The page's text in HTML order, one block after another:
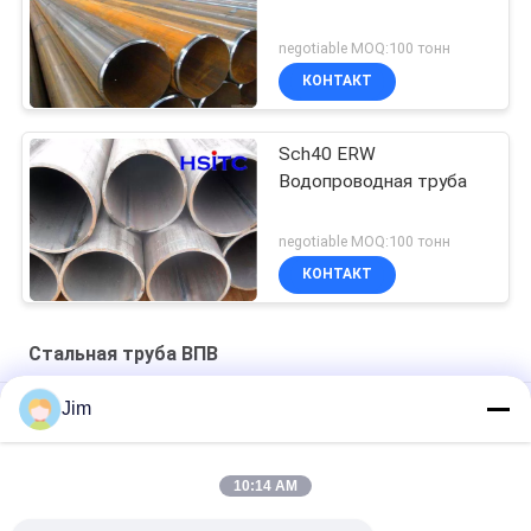
negotiable MOQ:100 тонн
КОНТАКТ
Sch40 ERW
Водопроводная труба
negotiable MOQ:100 тонн
КОНТАКТ
Стальная труба ВПВ
Astm A53 Gr.B 4" Sch60 ERW Стальная труба парная черная
Jim
10:14 AM